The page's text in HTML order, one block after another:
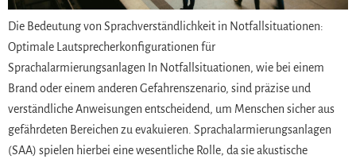
Die Bedeutung von Sprachverständlichkeit in Notfallsituationen:
Optimale Lautsprecherkonfigurationen für
Sprachalarmierungsanlagen In Notfallsituationen, wie bei einem
Brand oder einem anderen Gefahrenszenario, sind präzise und
verständliche Anweisungen entscheidend, um Menschen sicher aus
gefährdeten Bereichen zu evakuieren. Sprachalarmierungsanlagen
(SAA) spielen hierbei eine wesentliche Rolle, da sie akustische